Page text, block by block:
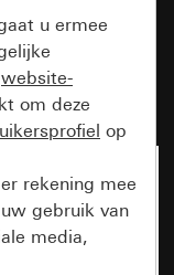
u ermee
website-
om deze
op
rekening mee
gebruik van
media,